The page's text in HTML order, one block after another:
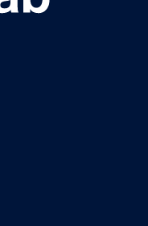
Twitter)
Instagram